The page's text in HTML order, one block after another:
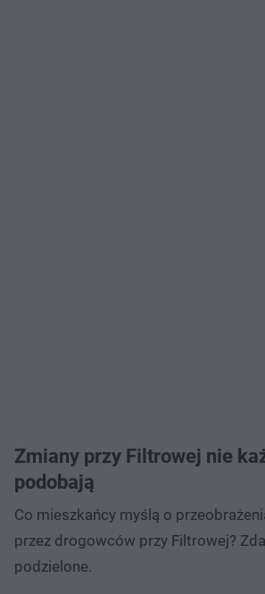
Zmiany przy Filtrowej nie
podobają
Co mieszkańcy myślą o
przez drogowców przy Filtrowej?
podzielone.